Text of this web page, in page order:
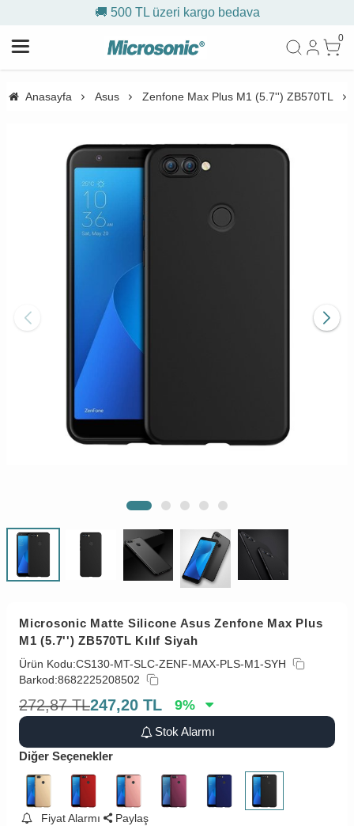
🚚 500 TL üzeri kargo bedava
0
Anasayfa Asus Zenfone Max Plus M1 (5.7'') ZB570TL
Microsonic Matte Silicone Asus Zenfone Max Plus
M1 (5.7'') ZB570TL Kılıf Siyah
Ürün Kodu:CS130-MT-SLC-ZENF-MAX-PLS-M1-SYH
Barkod:8682225208502
272,87 TL247,20 TL 9%
Stok Alarmı
Diğer Seçenekler
Fiyat Alarmı Paylaş